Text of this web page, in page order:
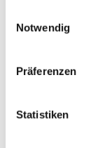
Notwendig
Präferenzen
Statistiken